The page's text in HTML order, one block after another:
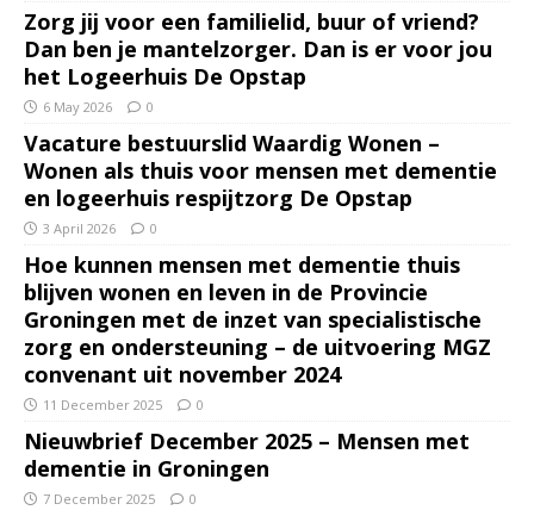
Zorg jij voor een familielid, buur of vriend?
Dan ben je mantelzorger. Dan is er voor jou
het Logeerhuis De Opstap
6 May 2026 0
Vacature bestuurslid Waardig Wonen –
Wonen als thuis voor mensen met dementie
en logeerhuis respijtzorg De Opstap
3 April 2026 0
Hoe kunnen mensen met dementie thuis
blijven wonen en leven in de Provincie
Groningen met de inzet van specialistische
zorg en ondersteuning – de uitvoering MGZ
convenant uit november 2024
11 December 2025 0
Nieuwbrief December 2025 – Mensen met
dementie in Groningen
7 December 2025 0